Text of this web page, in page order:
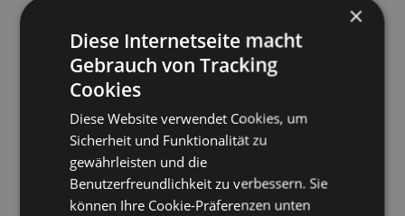
Produktbeschreibung
Nectar Meadows Biene Kugelschreiber 2er-Set
Tintenfarbe: Schwarz
Anzahl im Set:2
Produkttressourcen:
×
Diese Internetseite macht
Gebrauch von Tracking
Cookies
Diese Website verwendet Cookies, um
Sicherheit und Funktionalität zu
gewährleisten und die
Benutzerfreundlichkeit zu verbessern. Sie
können Ihre Cookie-Präferenzen unten